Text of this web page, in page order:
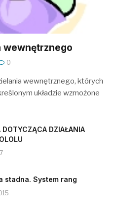
wewnętrznego
0
wewnętrznego, których
układzie wzmożone
DOTYCZĄCA DZIAŁANIA
stadna. System rang